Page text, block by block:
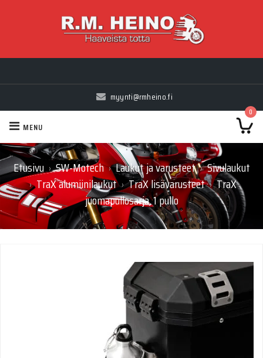
Edustamamme merkit - Ducati, H-D, Suzuki, Polaris, Indian, CFMOTO
myynti@rmheino.fi
0
MENU
Etusivu › SW-Motech › Laukut ja varusteet › Sivulaukut
› TraX alumiinilaukut › TraX lisävarusteet › TraX
juomapullosarja, 1 pullo